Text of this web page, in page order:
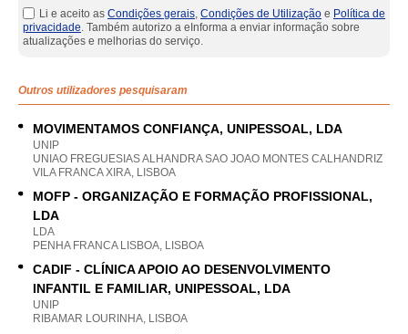
Li e aceito as Condições gerais, Condições de Utilização e Política de
privacidade. Também autorizo a eInforma a enviar informação sobre
atualizações e melhorias do serviço.
Outros utilizadores pesquisaram
MOVIMENTAMOS CONFIANÇA, UNIPESSOAL, LDA
UNIP
UNIAO FREGUESIAS ALHANDRA SAO JOAO MONTES CALHANDRIZ
VILA FRANCA XIRA, LISBOA
MOFP - ORGANIZAÇÃO E FORMAÇÃO PROFISSIONAL,
LDA
LDA
PENHA FRANCA LISBOA, LISBOA
CADIF - CLÍNICA APOIO AO DESENVOLVIMENTO
INFANTIL E FAMILIAR, UNIPESSOAL, LDA
UNIP
RIBAMAR LOURINHA, LISBOA